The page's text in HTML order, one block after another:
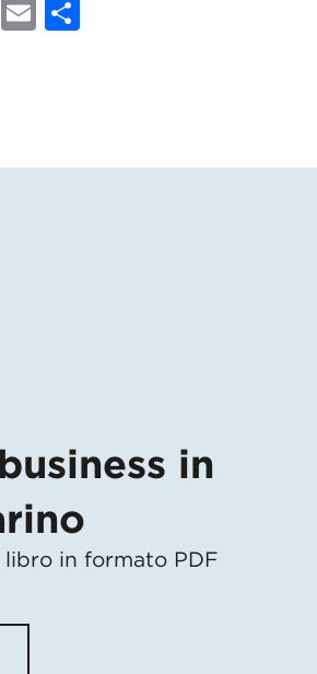
Twitter
Email
in
libro in formato PDF